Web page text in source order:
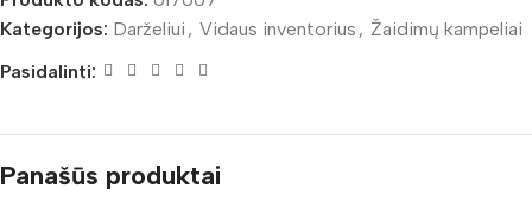
Kategorijos: Darželiui , Vidaus inventorius , Žaidimų kampeliai
Pasidalinti:
Panašūs produktai